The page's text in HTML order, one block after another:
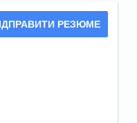
РЕЗЮМЕ